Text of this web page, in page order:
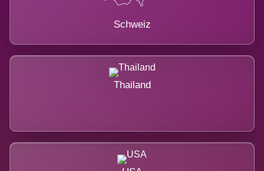
Schweiz
Thailand